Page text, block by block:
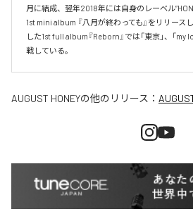
月に結成、翌年2018年には自身のレーベル
1st mini album 『八月が終わっても』をリリース
した1st full album『Reborn』では「東京」、「
戦している。
AUGUST HONEYの他のリリース：